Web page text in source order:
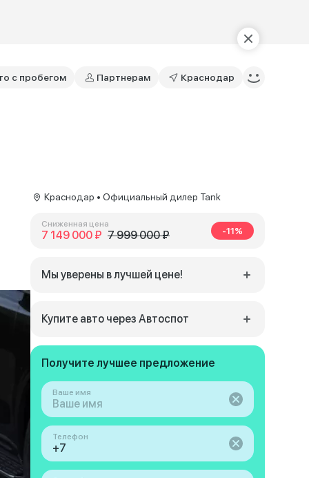
с пробегом Партнерам Краснодар
Краснодар • Официальный дилер Tank
Сниженная цена
7 149 000 ₽ 7 999 000 ₽ -11%
Мы уверены в лучшей цене!
Купите авто через Автоспот
Получите лучшее предложение
Ваше имя
Телефон